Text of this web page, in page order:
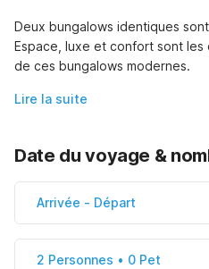
Deux bungalows identiques
Espace, luxe et confort sont
de ces bungalows modernes.
Lire la suite
Date du voyage &
Arrivée - Départ
2 Personnes • 0 Pet